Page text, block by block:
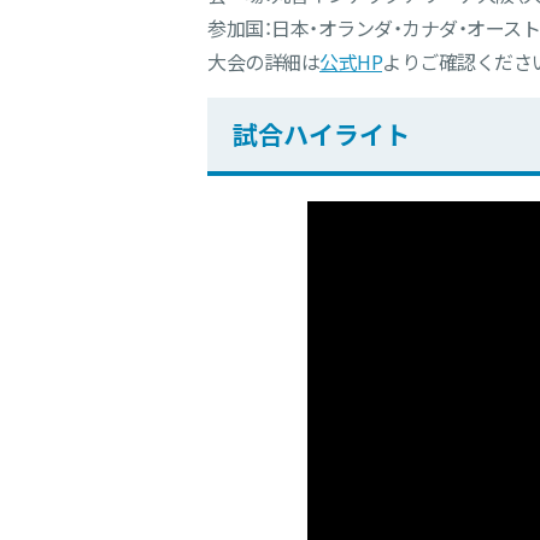
参加国：日本・オランダ・カナダ・オース
大会の詳細は公式HPよりご確認くださ
試合ハイライト